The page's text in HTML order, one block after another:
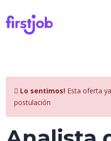
Lo sentimos! Esta oferta
postulación